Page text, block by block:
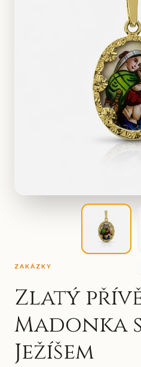
ZAKÁZKY
Zlatý
Madonka
Ježíšem